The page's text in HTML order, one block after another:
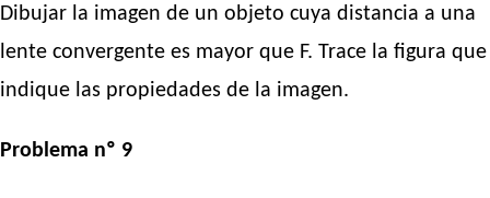
Dibujar la imagen de un objeto cuya distancia a una
lente convergente es mayor que F. Trace la figura que
indique las propiedades de la imagen.
Problema nº 9